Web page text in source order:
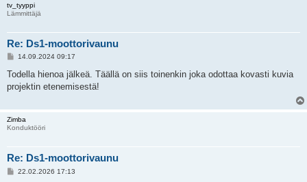
tv_tyyppi
Lämmittäjä
Re: Ds1-moottorivaunu
V
e
t
14.09.2024 09:17
Todella hienoa jälkeä. Täällä on siis toinenkin joka odottaa kovasti kuvia
projektin etenemisestä!
Zimba
Konduktööri
Re: Ds1-moottorivaunu
V22.02.2026 17:13